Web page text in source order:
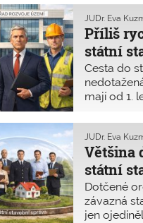
problémů
i problémy
Příliš
státní
JUDr. Eva
Cesta do
mají od 1.
Většina
státní
JUDr. Eva
Dotčené
závazná
jen